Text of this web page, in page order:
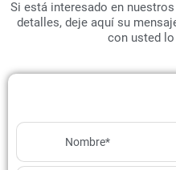
Si está interesado en
detalles, deje aquí su
con usted